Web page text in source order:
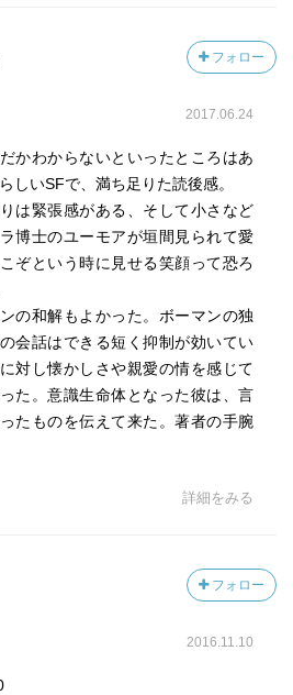
フォロー
2017.06.24
かわからないといったところはあ
しいSFで、満ち足りた読後感。
は緊張感がある、そして小さなど
博士のユーモアが垣間見られて愛
ぞという時に見せる笑顔って恐ろ
の和解もよかった。ボーマンの独
会話はできる短く抑制が効いてい
対し懐かしさや親愛の情を感じて
た。意識生命体となった彼は、言
たものを伝えて来た。著者の手腕
詳細をみる
フォロー
2016.11.10